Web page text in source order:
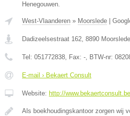
Henegouwen.
West-Vlaanderen » Moorslede
Dadizeelsestraat 162, 8890 Moorslede
Tel: 051772838, Fax: -, BTW-nr:
E-mail › Bekaert Consult
Website: http://www.bekaertconsult.be
Als boekhoudingskantoor zorgen wij